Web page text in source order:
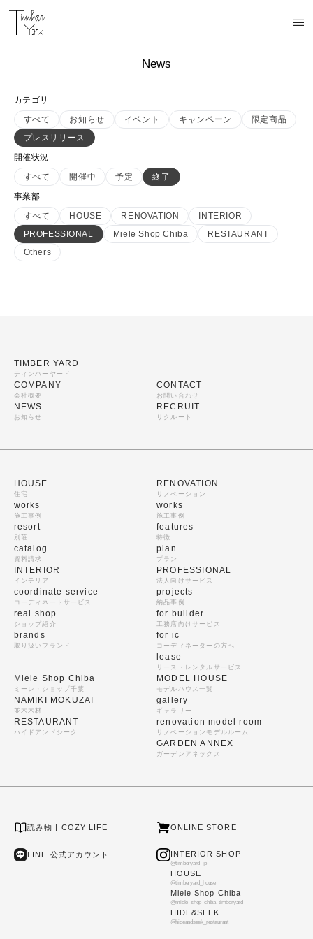
News
カテゴリ
すべて
お知らせ イベント キャンペーン
限定商品
プレスリリース
開催状況
すべて
開催中 予定
終了
事業部
すべて
HOUSE RENOVATION
INTERIOR
PROFESSIONAL
Miele Shop Chiba
RESTAURANT
Others
TIMBER YARD
ティンバーヤード
COMPANY
会社概要
NEWS
お知らせ
CONTACT
お問い合わせ
RECRUIT
リクルート
HOUSE
住宅
works
施工事例
resort
別荘
catalog
資料請求
RENOVATION
リノベーション
works
施工事例
features
特徴
plan
プラン
INTERIOR
インテリア
coordinate service
コーディネートサービス
real shop
ショップ紹介
brands
取り扱いブランド
PROFESSIONAL
法人向けサービス
projects
納品事例
for builder
工務店向けサービス
for ic
コーディネーターの方へ
lease
リース・レンタルサービス
Miele Shop Chiba
ミーレ・ショップ千葉
NAMIKI MOKUZAI
並木木材
RESTAURANT
ハイドアンドシーク
MODEL HOUSE
モデルハウス一覧
gallery
ギャラリー
renovation model room
リノベーションモデルルーム
GARDEN ANNEX
ガーデンアネックス
読み物 | COZY LIFE ONLINE STORE
LINE 公式アカウント INTERIOR SHOP
@timberyard_jp
HOUSE
@timberyard_house
Miele Shop Chiba
@miele_shop_chiba_timberyard
HIDE&SEEK
@hideandseek_restaurant